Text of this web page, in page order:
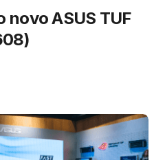
novo ASUS TUF